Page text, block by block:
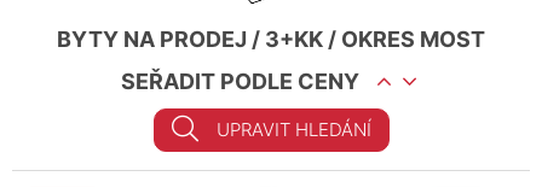
BYTY NA PRODEJ / 3+KK / OKRES MOST
SEŘADIT PODLE CENY
UPRAVIT HLEDÁNÍ